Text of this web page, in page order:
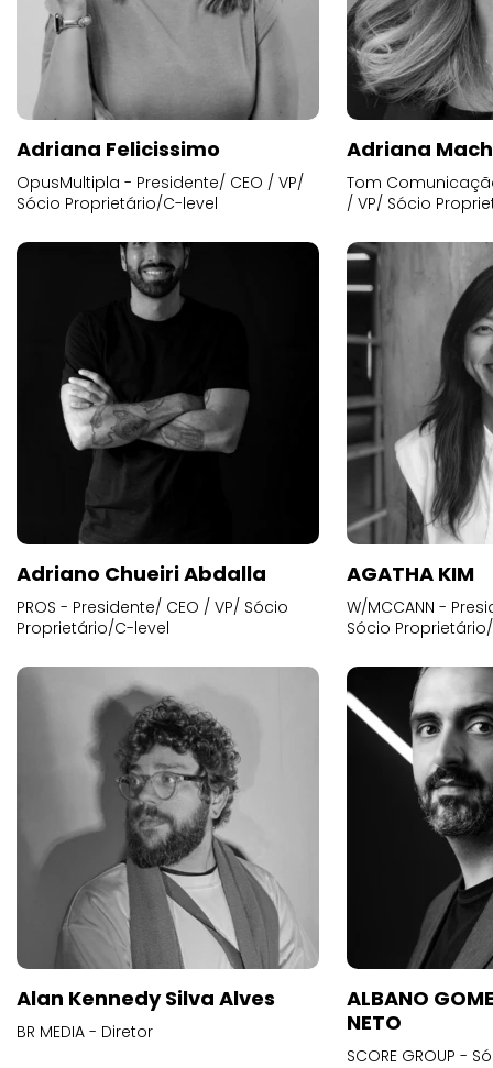
Adriana Felicissimo
OpusMultipla - Presidente/ CEO / VP/
Sócio Proprietário/C-level
Adriana
Tom
/ VP/ Sócio
Adriano Chueiri Abdalla
PROS - Presidente/ CEO / VP/ Sócio
Proprietário/C-level
AGATHA KIM
W/MCCANN -
Sócio
Alan Kennedy Silva Alves
BR MEDIA - Diretor
ALBANO
NETO
SCORE GROUP -